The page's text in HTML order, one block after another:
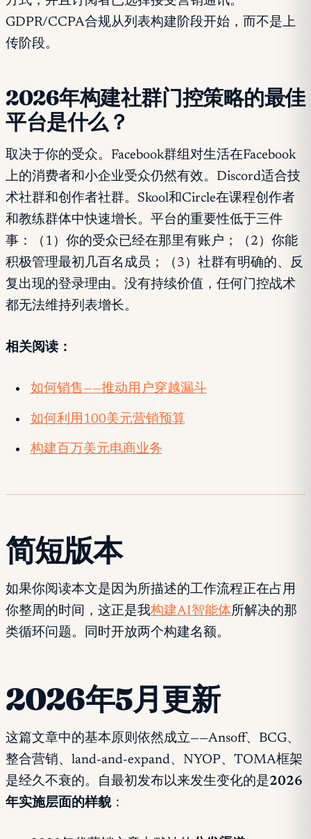
GDPR/CCPA合规从列表构建阶段开始，而不是上
传阶段。
2026年构建社群门控策略的最佳
平台是什么？
取决于你的受众。Facebook群组对生活在Facebook
上的消费者和小企业受众仍然有效。Discord适合技
术社群和创作者社群。Skool和Circle在课程创作者
和教练群体中快速增长。平台的重要性低于三件
事：（1）你的受众已经在那里有账户；（2）你能
积极管理最初几百名成员；（3）社群有明确的、反
复出现的登录理由。没有持续价值，任何门控战术
都无法维持列表增长。
相关阅读：
如何销售——推动用户穿越漏斗
如何利用100美元营销预算
构建百万美元电商业务
简短版本
如果你阅读本文是因为所描述的工作流程正在占用
你整周的时间，这正是我构建AI智能体所解决的那
类循环问题。同时开放两个构建名额。
2026年5月更新
这篇文章中的基本原则依然成立——Ansoff、BCG、
整合营销、land-and-expand、NYOP、TOMA框架
是经久不衰的。自最初发布以来发生变化的是2026
年实施层面的样貌：